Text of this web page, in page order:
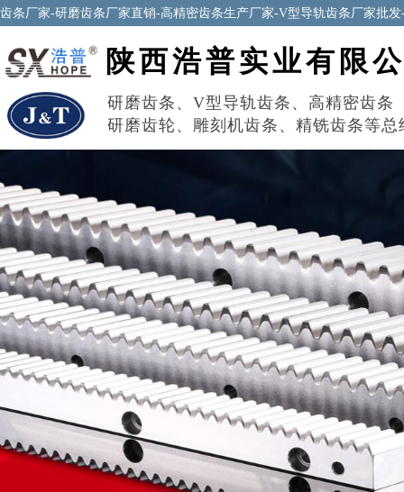
齿条厂家-研磨齿条厂家直销-高精密齿条生产厂家-V型导轨齿条厂家批
研磨齿条 、 V型导轨齿条 、 高精密齿条
研磨齿轮 、 雕刻机齿条 、 精铣齿条等总
陕西浩普实业有限